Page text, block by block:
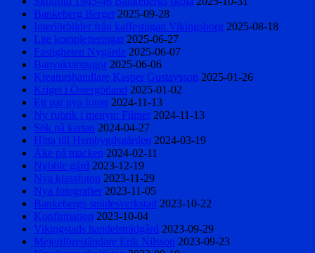
Bankeberg Berget 2025-09-28
Interiörbilder från kaffestugan Vikingsborg 2025-08-18
Lite kompletteringar 2025-06-27
Fastigheten Nygärde 2025-06-07
Banvaktarstugor 2025-06-06
Kreaturshandlare Kasper Gustavsson 2025-01-26
Kriget i Östergötland 2025-01-02
Ett par nya foton 2024-11-13
Ny rubrik i menyn: Filmer 2024-11-13
Sök på kartan 2024-04-27
Hitta till Hembygdsgården 2024-03-19
Åke på macken 2024-02-11
Nybble gård 2023-12-19
Nya klassfoton 2023-11-29
Nya fotografier 2023-11-05
Bankebergs smidesverkstad 2023-10-22
Konfirmation 2023-10-04
Vikingstads handelsträdgård 2023-09-29
Mejeriföreståndare Erik Nilsson 2023-09-23